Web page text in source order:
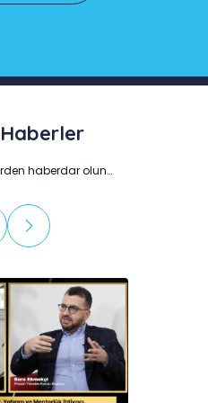
haberdar olun…